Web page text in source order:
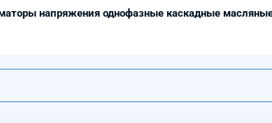
напряжения однофазные каскадные